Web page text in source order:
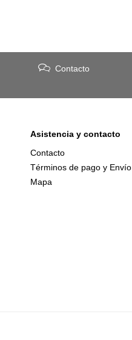
Contacto
Asistencia y contacto
Contacto
Términos de pago y Envío
Mapa